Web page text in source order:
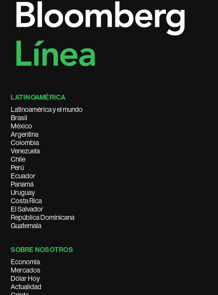
LATINOAMÉRICA
Latinoamérica y el mundo
Brasil
México
Argentina
Colombia
Venezuela
Chile
Perú
Ecuador
Panamá
Uruguay
Costa Rica
El Salvador
República Dominicana
Guatemala
SOBRE NOSOTROS
Economía
Mercados
Dólar Hoy
Actualidad